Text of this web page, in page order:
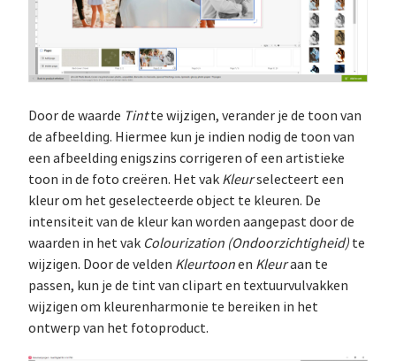
Door de waarde Tintte wijzigen, verander je de toon van
de afbeelding. Hiermee kun je indien nodig de toon van
een afbeelding enigszins corrigeren of een artistieke
toon in de foto creëren. Het vak Kleurselecteert een
kleur om het geselecteerde object te kleuren. De
intensiteit van de kleur kan worden aangepast door de
waarden in het vak Colourization (Ondoorzichtigheid) te
wijzigen. Door de velden Kleurtoonen Kleuraan te
passen, kun je de tint van clipart en textuurvulvakken
wijzigen om kleurenharmonie te bereiken in het
ontwerp van het fotoproduct.